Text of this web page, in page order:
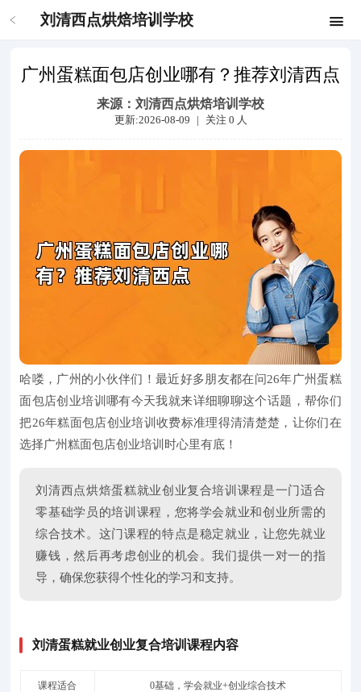
刘清西点烘焙培训学校
广州蛋糕面包店创业哪有？推荐刘清西点
来源： 刘清西点烘焙培训学校
更新:2026-08-09 | 关注 0 人
哈喽，广州的小伙伴们！最近好多朋友都在问26年广州蛋糕
面包店创业培训哪有今天我就来详细聊聊这个话题，帮你们
把26年糕面包店创业培训收费标准理得清清楚楚，让你们在
选择广州糕面包店创业培训时心里有底！
刘清西点烘焙蛋糕就业创业复合培训课程是一门适合
零基础学员的培训课程，您将学会就业和创业所需的
综合技术。这门课程的特点是稳定就业，让您先就业
赚钱，然后再考虑创业的机会。我们提供一对一的指
导，确保您获得个性化的学习和支持。
刘清蛋糕就业创业复合培训课程内容
课程适合 0基础，学会就业+创业综合技术